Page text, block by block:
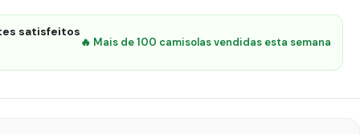
satisfeitos
🔥 Mais de 100 camisolas vendidas esta semana